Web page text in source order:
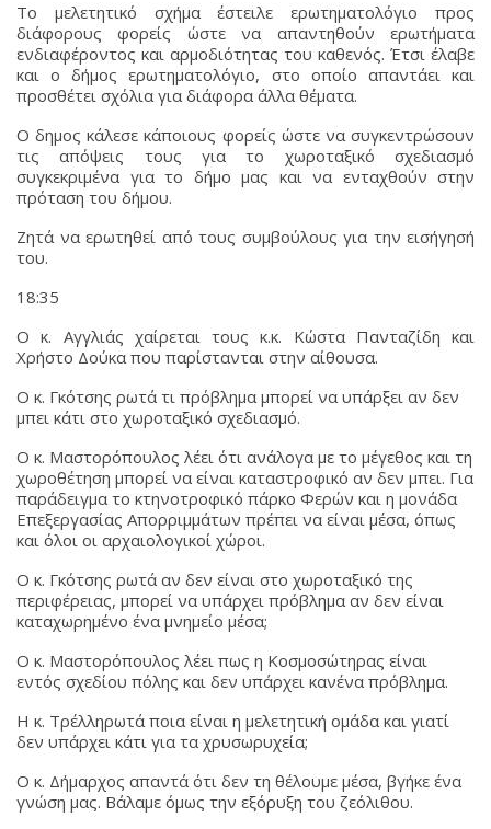
Το μελετητικό σχήμα έστειλε ερωτηματολόγιο προς
διάφορους φορείς ώστε να απαντηθούν ερωτήματα
ενδιαφέροντος και αρμοδιότητας του καθενός. Έτσι έλαβε
και ο δήμος ερωτηματολόγιο, στο οποίο απαντάει και
προσθέτει σχόλια για διάφορα άλλα θέματα.
Ο δημος κάλεσε κάποιους φορείς ώστε να συγκεντρώσουν
τις απόψεις τους για το χωροταξικό σχεδιασμό
συγκεκριμένα για το δήμο μας και να ενταχθούν στην
πρόταση του δήμου.
Ζητά να ερωτηθεί από τους συμβούλους για την εισήγησή
του.
18:35
Ο κ. Αγγλιάς χαίρεται τους κ.κ. Κώστα Πανταζίδη και
Χρήστο Δούκα που παρίστανται στην αίθουσα.
Ο κ. Γκότσης ρωτά τι πρόβλημα μπορεί να υπάρξει αν δεν
μπει κάτι στο χωροταξικό σχεδιασμό.
Ο κ. Μαστορόπουλος λέει ότι ανάλογα με το μέγεθος και τη
χωροθέτηση μπορεί να είναι καταστροφικό αν δεν μπει. Για
παράδειγμα το κτηνοτροφικό πάρκο Φερών και η μονάδα
Επεξεργασίας Απορριμμάτων πρέπει να είναι μέσα, όπως
και όλοι οι αρχαιολογικοί χώροι.
Ο κ. Γκότσης ρωτά αν δεν είναι στο χωροταξικό της
περιφέρειας, μπορεί να υπάρχει πρόβλημα αν δεν είναι
καταχωρημένο ένα μνημείο μέσα;
Ο κ. Μαστορόπουλος λέει πως η Κοσμοσώτηρας είναι
εντός σχεδίου πόλης και δεν υπάρχει κανένα πρόβλημα.
Η κ. Τρέλληρωτά ποια είναι η μελετητική ομάδα και γιατί
δεν υπάρχει κάτι για τα χρυσωρυχεία;
Ο κ. Δήμαρχος απαντά ότι δεν τη θέλουμε μέσα, βγήκε ένα
γνώση μας. Βάλαμε όμως την εξόρυξη του ζεόλιθου.